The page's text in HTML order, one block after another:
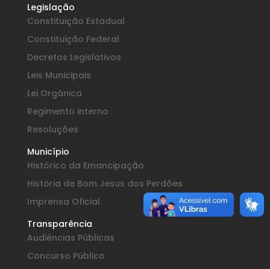
Legislação
Constituição Estadual
Constituição Federal
Decretos Legislativos
Leis Municipais
Lei Orgânica
Regimento interno
Resoluções
Município
Histórico da Emancipação
História de Bom Jesus dos Perdões
Imprensa Oficial
Transparência
Audiências Públicas
Concurso Público